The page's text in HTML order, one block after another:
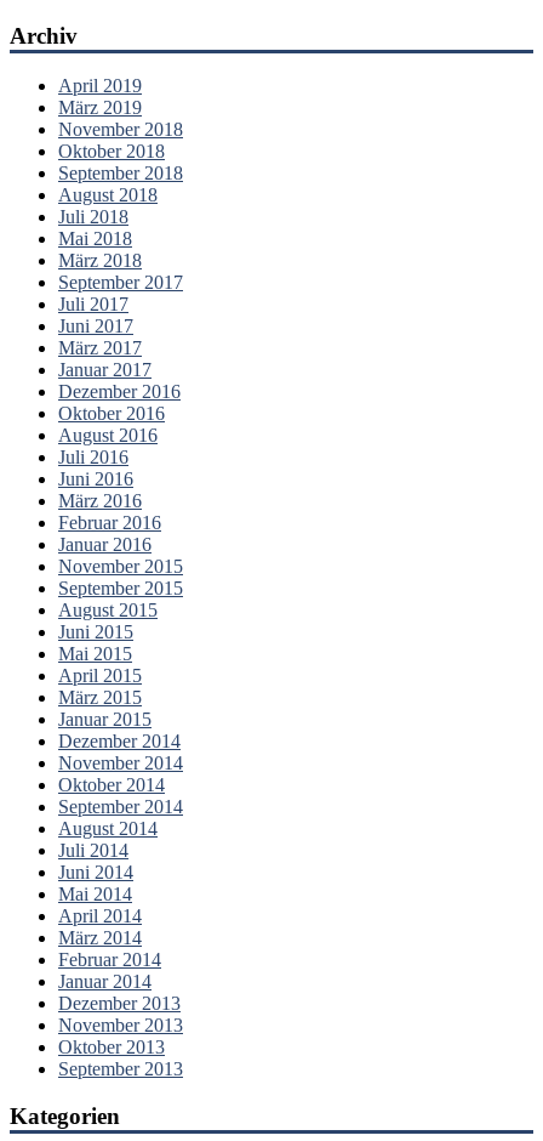
Archiv
April 2019
März 2019
November 2018
Oktober 2018
September 2018
August 2018
Juli 2018
Mai 2018
März 2018
September 2017
Juli 2017
Juni 2017
März 2017
Januar 2017
Dezember 2016
Oktober 2016
August 2016
Juli 2016
Juni 2016
März 2016
Februar 2016
Januar 2016
November 2015
September 2015
August 2015
Juni 2015
Mai 2015
April 2015
März 2015
Januar 2015
Dezember 2014
November 2014
Oktober 2014
September 2014
August 2014
Juli 2014
Juni 2014
Mai 2014
April 2014
März 2014
Februar 2014
Januar 2014
Dezember 2013
November 2013
Oktober 2013
September 2013
Kategorien